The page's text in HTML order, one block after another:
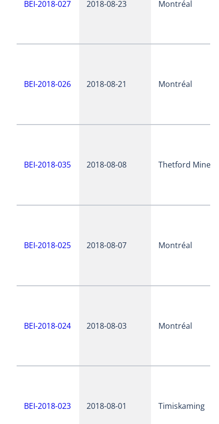
BEI-2018-027 2018-08-23 Montréal
BEI-2018-026 2018-08-21 Montréal
BEI-2018-035 2018-08-08 Thetford Mines
BEI-2018-025 2018-08-07 Montréal
BEI-2018-024 2018-08-03 Montréal
BEI-2018-023 2018-08-01 Timiskaming